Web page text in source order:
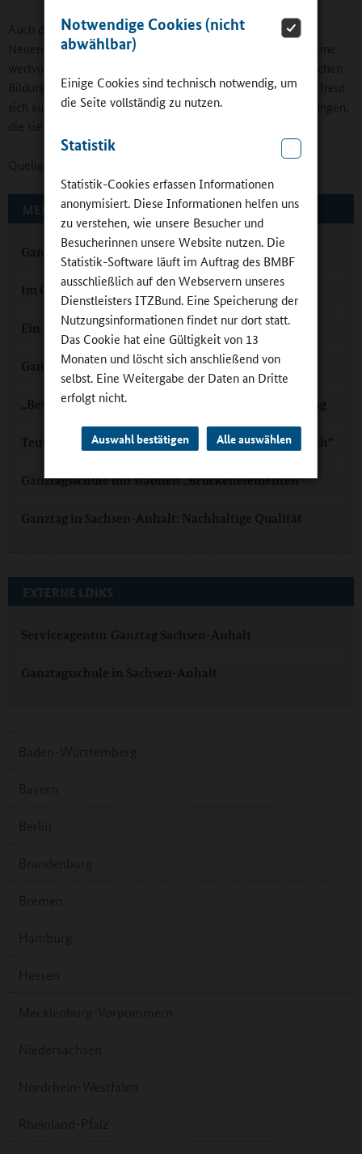
Notwendige Cookies (nicht
abwählbar)
Einige Cookies sind technisch notwendig, um
die Seite vollständig zu nutzen.
Statistik
Statistik-Cookies erfassen Informationen
anonymisiert. Diese Informationen helfen uns
zu verstehen, wie unsere Besucher und
Besucherinnen unsere Website nutzen. Die
Statistik-Software läuft im Auftrag des BMBF
ausschließlich auf den Webservern unseres
Dienstleisters ITZBund. Eine Speicherung der
Nutzungsinformationen findet nur dort statt.
Das Cookie hat eine Gültigkeit von 13
Monaten und löscht sich anschließend von
selbst. Eine Weitergabe der Daten an Dritte
erfolgt nicht.
Auswahl bestätigen Alle auswählen
Auch die Eltern und Erziehungsberechtigten begrüßen die
Neuerungen. Viele von ihnen sehen in der Ganztagsschule eine
wertvolle Unterstützung im Alltag und schätzen die zusätzlichen
Bildungs- und Betreuungsangebote. Die Schulgemeinschaft freut
sich auf die kommenden Jahre und die vielen neuen Erfahrungen,
die sie gemeinsam machen wird.
Quelle:
MEHR ZUM THEMA AUF GANZTAGSSCHULEN.ORG
Ganztag in Leuna: „Unsere Schule verändert sich“
Im Ganztag Eigenmotivation entwickeln
Ein Ganztagsangebot, das Motivation entfacht
Ganztag in Sachsen-Anhalt: Nachhaltige Qualität
„Besser als Unterricht“: Selbsttätig lernen im Ganztag
Teutschenthal: „Ganztag ist für uns selbstverständlich“
Ganztagsschule mit stabilen „Brückenelementen“
Ganztag in Sachsen-Anhalt: Nachhaltige Qualität
EXTERNE LINKS
Serviceagentur Ganztag Sachsen-Anhalt
Ganztagsschule in Sachsen-Anhalt
Baden-Württemberg
Bayern
Berlin
Brandenburg
Bremen
Hamburg
Hessen
Mecklenburg-Vorpommern
Niedersachsen
Nordrhein-Westfalen
Rheinland-Pfalz